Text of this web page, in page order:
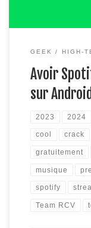
GEEK HIGH-
Avoir
sur
2023 2024
cool crack
gratuitement
musique
spotify
Team RCV